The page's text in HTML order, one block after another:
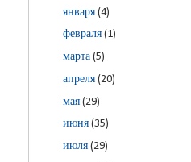
января(4)
февраля(1)
марта(5)
апреля(20)
мая(29)
июня(35)
июля(29)